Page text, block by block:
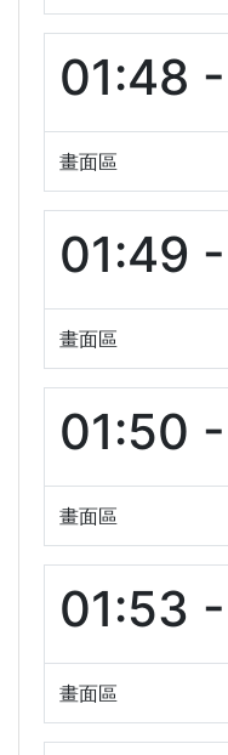
01:48
畫面區
01:49
畫面區
01:50
畫面區
01:53
畫面區